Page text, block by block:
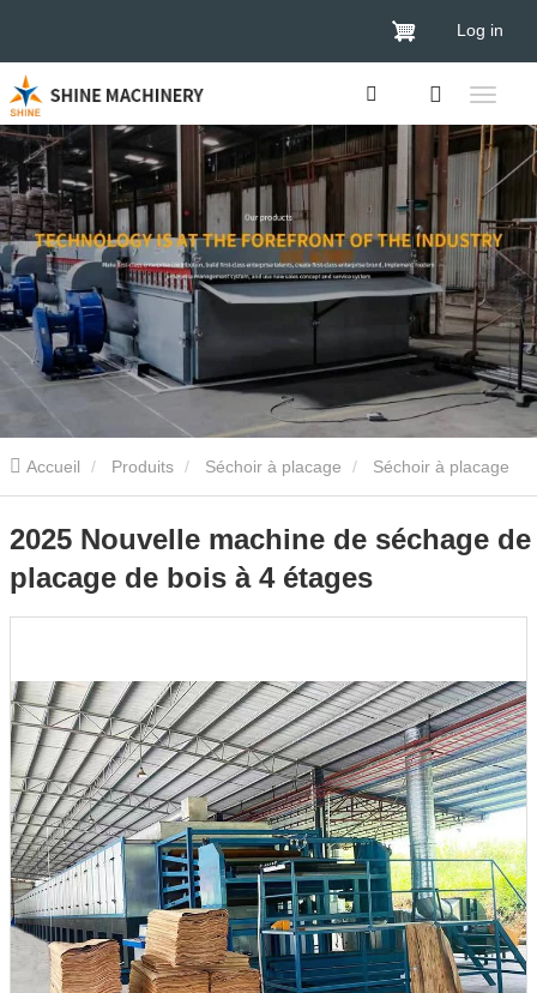
Log in
Accueil Produits Séchoir à placage Séchoir à placage
de bois 2025 Nouvelle machine de séchage de placage de bois
à 4 étages
2025 Nouvelle machine de séchage de
placage de bois à 4 étages